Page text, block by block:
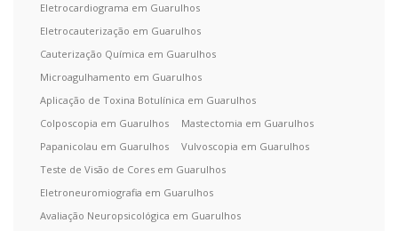
Eletrocardiograma em Guarulhos
Eletrocauterização em Guarulhos
Cauterização Química em Guarulhos
Microagulhamento em Guarulhos
Aplicação de Toxina Botulínica em Guarulhos
Colposcopia em Guarulhos
Mastectomia em Guarulhos
Papanicolau em Guarulhos
Vulvoscopia em Guarulhos
Teste de Visão de Cores em Guarulhos
Eletroneuromiografia em Guarulhos
Avaliação Neuropsicológica em Guarulhos